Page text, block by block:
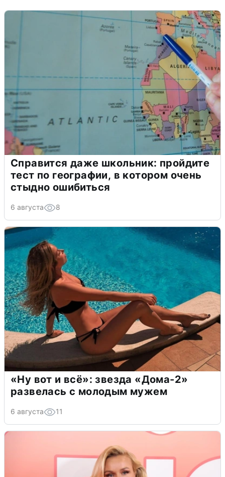
Справится даже школьник: пройдите
тест по географии, в котором очень
стыдно ошибиться
6 августа 8
«Ну вот и всё»: звезда «Дома-2»
развелась с молодым мужем
6 августа 11